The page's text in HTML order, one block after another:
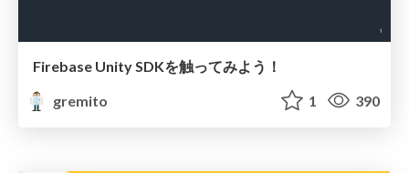
Firebase Unity SDKを触ってみよう！
gremito
1 390